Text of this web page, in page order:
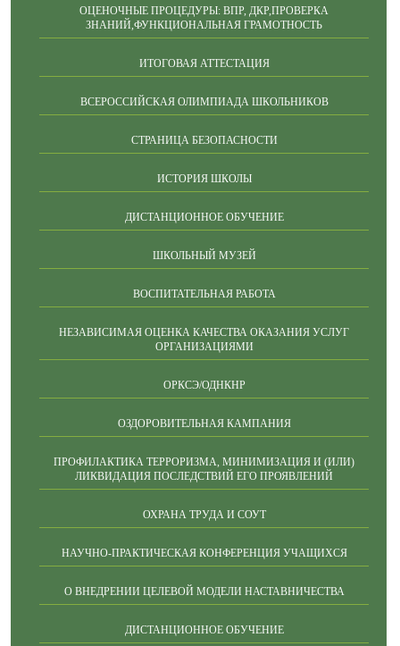
ОЦЕНОЧНЫЕ ПРОЦЕДУРЫ: ВПР, ДКР,ПРОВЕРКА
ЗНАНИЙ,ФУНКЦИОНАЛЬНАЯ ГРАМОТНОСТЬ
ИТОГОВАЯ АТТЕСТАЦИЯ
ВСЕРОССИЙСКАЯ ОЛИМПИАДА ШКОЛЬНИКОВ
СТРАНИЦА БЕЗОПАСНОСТИ
ИСТОРИЯ ШКОЛЫ
ДИСТАНЦИОННОЕ ОБУЧЕНИЕ
ШКОЛЬНЫЙ МУЗЕЙ
ВОСПИТАТЕЛЬНАЯ РАБОТА
НЕЗАВИСИМАЯ ОЦЕНКА КАЧЕСТВА ОКАЗАНИЯ УСЛУГ
ОРГАНИЗАЦИЯМИ
ОРКСЭ/ОДНКНР
ОЗДОРОВИТЕЛЬНАЯ КАМПАНИЯ
ПРОФИЛАКТИКА ТЕРРОРИЗМА, МИНИМИЗАЦИЯ И (ИЛИ)
ЛИКВИДАЦИЯ ПОСЛЕДСТВИЙ ЕГО ПРОЯВЛЕНИЙ
ОХРАНА ТРУДА И СОУТ
НАУЧНО-ПРАКТИЧЕСКАЯ КОНФЕРЕНЦИЯ УЧАЩИХСЯ
О ВНЕДРЕНИИ ЦЕЛЕВОЙ МОДЕЛИ НАСТАВНИЧЕСТВА
ДИСТАНЦИОННОЕ ОБУЧЕНИЕ